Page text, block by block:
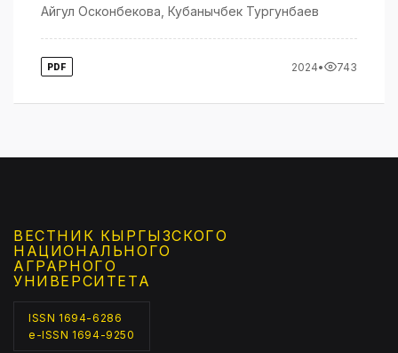
Айгул Осконбекова Кубанычбек Тургунбаев
PDF 2024• 743
ВЕСТНИК КЫРГЫЗCКОГО
НАЦИОНАЛЬНОГО
АГРАРНОГО
УНИВЕРСИТЕТА
ISSN 1694-6286
e-ISSN 1694-9250